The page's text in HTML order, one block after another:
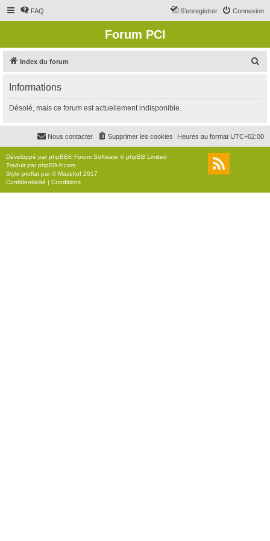
FAQ Connexion
S’enregistrer
Forum PCI
Index du forum
r
c
r
Informations
Désolé, mais ce forum est actuellement indisponible.
Heures au format UTC+02:00
Supprimer les cookies
Nous contacter
Développé parphpBB® Forum Software © phpBB Limited
Traduit parphpBB-fr.com
Style proflat par ©Mazeltof 2017
Confidentialité | Conditions